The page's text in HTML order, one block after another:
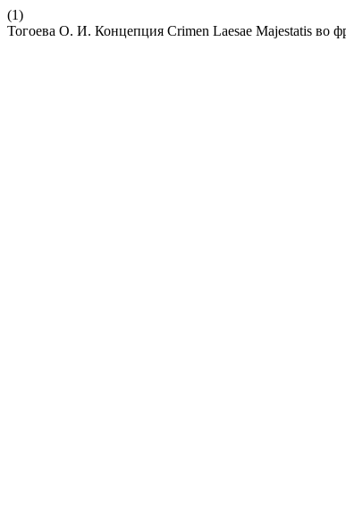
(1)
Тогоева О. И. Концепция Crimen Laesae Majestatis во